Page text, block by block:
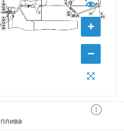
+
−
3
3
9
25
26 40
41
42
42
43
43
46
53
54
55
56